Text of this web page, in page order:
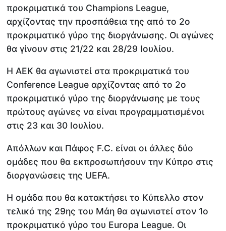
προκριματικά του Champions League,
αρχίζοντας την προσπάθεια της από το 2ο
προκριματικό γύρο της διοργάνωσης. Οι αγώνες
θα γίνουν στις 21/22 και 28/29 Ιουλίου.
Η ΑΕΚ θα αγωνιστεί στα προκριματικά του
Conference League αρχίζοντας από το 2ο
προκριματικό γύρο της διοργάνωσης με τους
πρώτους αγώνες να είναι προγραμματισμένοι
στις 23 και 30 Ιουλίου.
Απόλλων και Πάφος F.C. είναι οι άλλες δύο
ομάδες που θα εκπροσωπήσουν την Κύπρο στις
διοργανώσεις της UEFA.
Η ομάδα που θα κατακτήσει το Κύπελλο στον
τελικό της 29ης του Μάη θα αγωνιστεί στον 1ο
προκριματικό γύρο του Europa League. Οι